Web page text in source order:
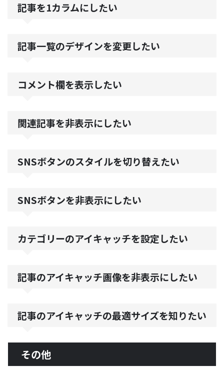
記事を1カラムにしたい
記事一覧のデザインを変更したい
コメント欄を表示したい
関連記事を非表示にしたい
SNSボタンのスタイルを切り替えたい
SNSボタンを非表示にしたい
カテゴリーのアイキャッチを設定したい
記事のアイキャッチ画像を非表示にしたい
記事のアイキャッチの最適サイズを知りたい
その他